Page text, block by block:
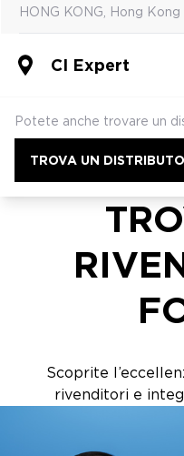
HONG KONG, Hong Kong
CI Expert
Potete anche trovare un
TROVA UN
Scoprite
rivenditori e